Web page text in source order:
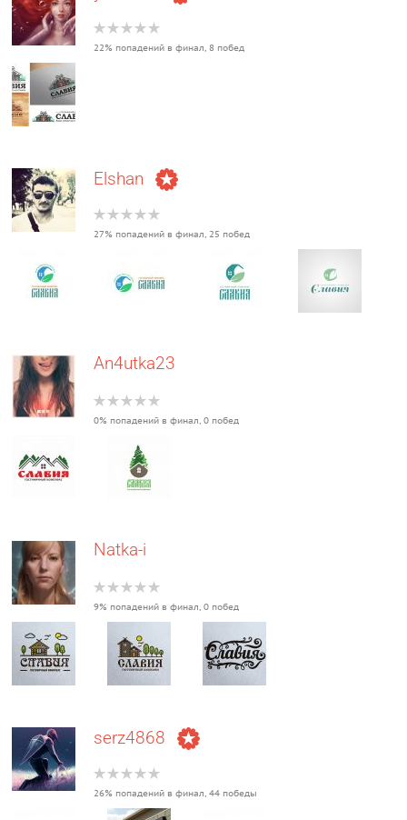
22% попадений в финал, 8 побед
Elshan
27% попадений в финал, 25 побед
An4utka23
0% попадений в финал, 0 побед
Natka-i
9% попадений в финал, 0 побед
serz4868
26% попадений в финал, 44 победы